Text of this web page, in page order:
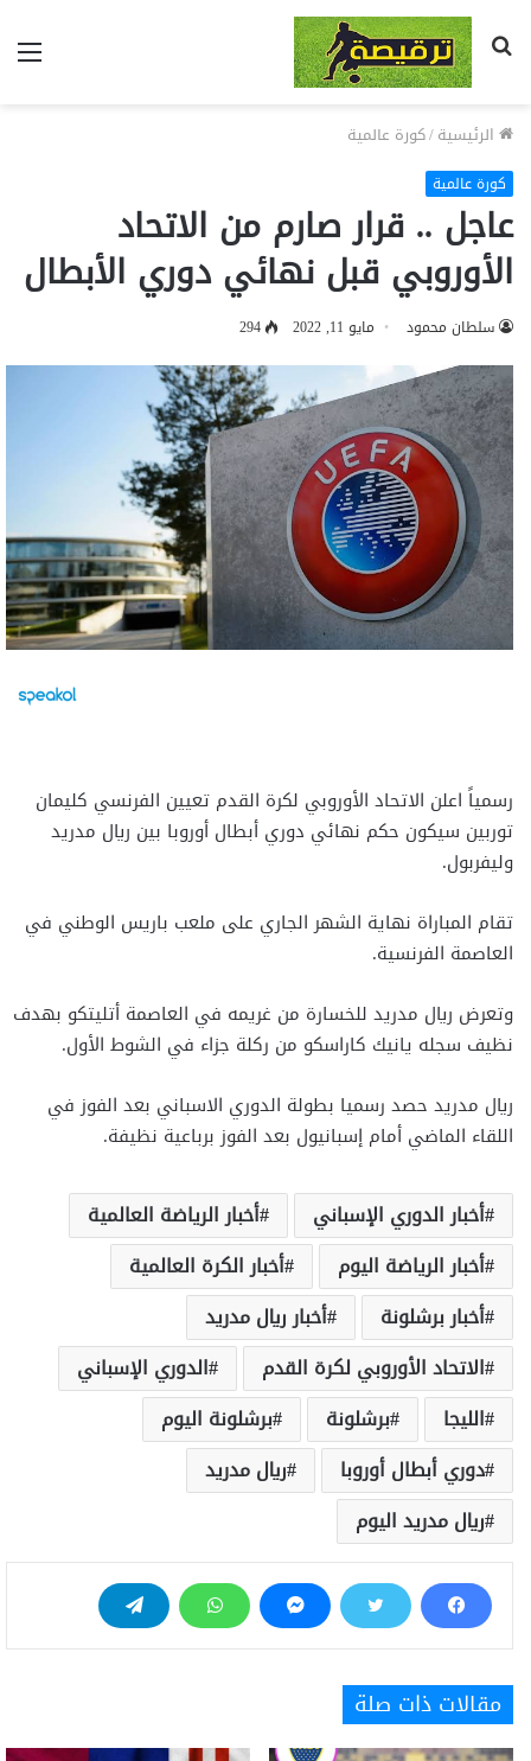
بحث
عن
الرئيسية/كورة عالمية
كورة عالمية
عاجل .. قرار صارم من الاتحاد
الأوروبي قبل نهائي دوري الأبطال
سلطان محمود مايو 11, 2022 294
رسمياً اعلن الاتحاد الأوروبي لكرة القدم تعيين الفرنسي كليمان
توربين سيكون حكم نهائي دوري أبطال أوروبا بين ريال مدريد
وليفربول.
تقام المباراة نهاية الشهر الجاري على ملعب باريس الوطني في
العاصمة الفرنسية.
وتعرض ريال مدريد للخسارة من غريمه في العاصمة أتليتكو بهدف
نظيف سجله يانيك كاراسكو من ركلة جزاء في الشوط الأول.
ريال مدريد حصد رسميا بطولة الدوري الاسباني بعد الفوز في
اللقاء الماضي أمام إسبانيول بعد الفوز برباعية نظيفة.
أخبار الدوري الإسباني
أخبار الرياضة العالمية
أخبار الرياضة اليوم
أخبار الكرة العالمية
أخبار برشلونة
أخبار ريال مدريد
الاتحاد الأوروبي لكرة القدم
الدوري الإسباني
الليجا
برشلونة
برشلونة اليوم
دوري أبطال أوروبا
ريال مدريد
ريال مدريد اليوم
مقالات ذات صلة